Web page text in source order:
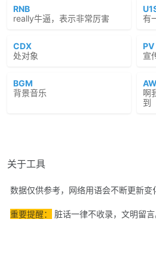
RNB
really牛逼，表示非常厉害
有
CDX
处对象
PV
宣
BGM
背景音乐
啊
到
关于工具
数据仅供参考，网络用语会不断更新变
重要提醒： 脏话一律不收录，文明留言